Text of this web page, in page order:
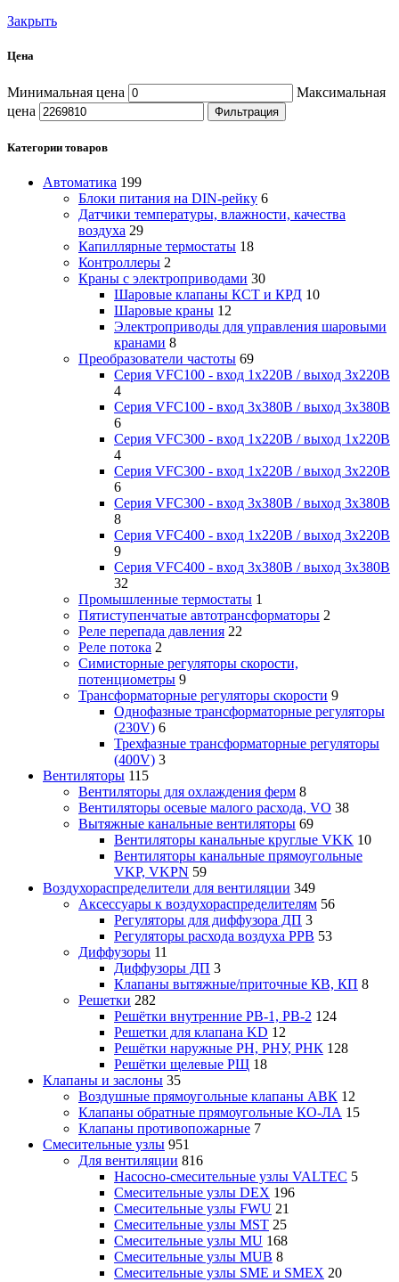
Закрыть
Цена
Минимальная цена
Максимальная
цена
Фильтрация
Категории товаров
Автоматика 199
Блоки питания на DIN-рейку 6
Датчики температуры, влажности, качества
воздуха 29
Капиллярные термостаты 18
Контроллеры 2
Краны с электроприводами 30
Шаровые клапаны КСТ и КРД 10
Шаровые краны 12
Электроприводы для управления шаровыми
кранами 8
Преобразователи частоты 69
Серия VFC100 - вход 1х220В / выход 3х220В
4
Серия VFC100 - вход 3х380В / выход 3х380В
6
Серия VFC300 - вход 1х220В / выход 1х220В
4
Серия VFC300 - вход 1х220В / выход 3х220В
6
Серия VFC300 - вход 3х380В / выход 3х380В
8
Серия VFC400 - вход 1х220В / выход 3х220В
9
Серия VFC400 - вход 3х380В / выход 3х380В
32
Промышленные термостаты 1
Пятиступенчатые автотрансформаторы 2
Реле перепада давления 22
Реле потока 2
Симисторные регуляторы скорости,
потенциометры 9
Трансформаторные регуляторы скорости 9
Однофазные трансформаторные регуляторы
(230V) 6
Трехфазные трансформаторные регуляторы
(400V) 3
Вентиляторы 115
Вентиляторы для охлаждения ферм 8
Вентиляторы осевые малого расхода, VO 38
Вытяжные канальные вентиляторы 69
Вентиляторы канальные круглые VKK 10
Вентиляторы канальные прямоугольные
VKP, VKPN 59
Воздухораспределители для вентиляции 349
Аксессуары к воздухораспределителям 56
Регуляторы для диффузора ДП 3
Регуляторы расхода воздуха РРВ 53
Диффузоры 11
Диффузоры ДП 3
Клапаны вытяжные/приточные КВ, КП 8
Решетки 282
Решётки внутренние РВ-1, РВ-2 124
Решетки для клапана KD 12
Решётки наружные РН, РНУ, РНК 128
Решётки щелевые РЩ 18
Клапаны и заслоны 35
Воздушные прямоугольные клапаны АВК 12
Клапаны обратные прямоугольные КО-ЛА 15
Клапаны противопожарные 7
Смесительные узлы 951
Для вентиляции 816
Насосно-смесительные узлы VALTEC 5
Смесительные узлы DEX 196
Смесительные узлы FWU 21
Смесительные узлы MST 25
Смесительные узлы MU 168
Смесительные узлы MUB 8
Смесительные узлы SME и SMEX 20